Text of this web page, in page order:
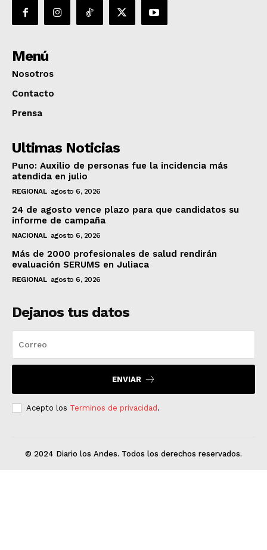
Menú
Nosotros
Contacto
Prensa
Ultimas Noticias
Puno: Auxilio de personas fue la incidencia más
atendida en julio
REGIONAL agosto 6, 2026
24 de agosto vence plazo para que candidatos su
informe de campaña
NACIONAL agosto 6, 2026
Más de 2000 profesionales de salud rendirán
evaluación SERUMS en Juliaca
REGIONAL agosto 6, 2026
Dejanos tus datos
ENVIAR
Acepto los Terminos de privacidad .
© 2024 Diario los Andes. Todos los derechos reservados.